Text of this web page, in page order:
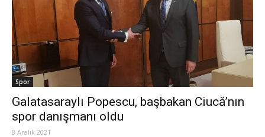
Spor
Galatasaraylı Popescu, başbakan Ciucă’nın
spor danışmanı oldu
8 Aralık 2021